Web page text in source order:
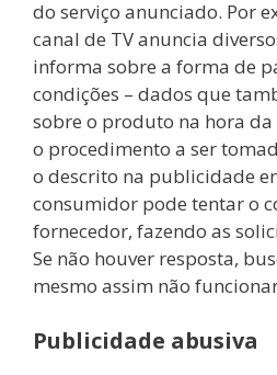
do serviço anunciado. Por
canal de TV anuncia
informa sobre a forma de
condições – dados que
sobre o produto na hora da
o procedimento a ser
o descrito na publicidade
consumidor pode tentar o
fornecedor, fazendo as
Se não houver resposta,
mesmo assim não
Publicidade abusiva